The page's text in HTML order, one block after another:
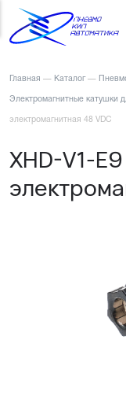
Главная — Каталог —
Электромагнитные катушки
электромагнитная 48 VDC
XHD-V1-